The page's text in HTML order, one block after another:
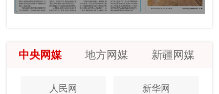
中央网媒 地方网媒 新疆网媒
人民网 新华网